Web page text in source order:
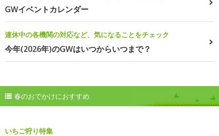
GWイベントカレンダー
連休中の各機関の対応など、気になることをチェック
今年(2026年)のGWはいつからいつまで？
春のおでかけにおすすめ
いちご狩り特集